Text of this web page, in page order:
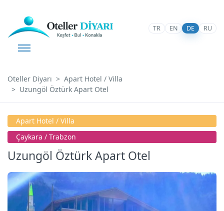
TR EN DE RU
Oteller Diyarı
Apart Hotel / Villa
Uzungöl Öztürk Apart Otel
Apart Hotel / Villa
Çaykara / Trabzon
Uzungöl Öztürk Apart Otel